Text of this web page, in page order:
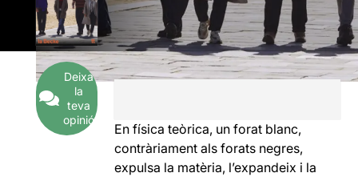
Deixa
la
teva
opinió
En física teòrica, un forat blanc,
contràriament als forats negres,
expulsa la matèria, l’expandeix i la